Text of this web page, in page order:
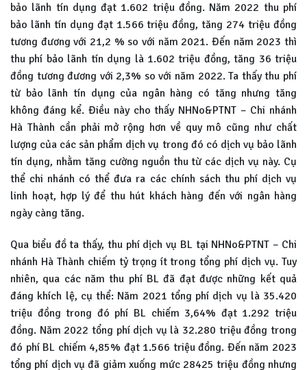
bảo lãnh tín dụng đạt 1.602 triệu đồng. Năm 2022 thu phí
bảo lãnh tín dụng đạt 1.566 triệu đồng, tăng 274 triệu đồng
tương đương với 21,2 % so với năm 2021. Đến năm 2023 thì
thu phí bảo lãnh tín dụng là 1.602 triệu đồng, tăng 36 triệu
đồng tương đương với 2,3% so với năm 2022. Ta thấy thu phí
từ bảo lãnh tín dụng của ngân hàng có tăng nhưng tăng
không đáng kể. Điều này cho thấy NHNo&PTNT – Chi nhánh
Hà Thành cần phải mở rộng hơn về quy mô cũng như chất
lượng của các sản phẩm dịch vụ trong đó có dịch vụ bảo lãnh
tín dụng, nhằm tăng cường nguồn thu từ các dịch vụ này. Cụ
thể chi nhánh có thể đưa ra các chính sách thu phí dịch vụ
linh hoạt, hợp lý để thu hút khách hàng đến với ngân hàng
ngày càng tăng.
Qua biểu đồ ta thấy, thu phí dịch vụ BL tại NHNo&PTNT – Chi
nhánh Hà Thành chiếm tỷ trọng ít trong tổng phí dịch vụ. Tuy
nhiên, qua các năm thu phí BL đã đạt được những kết quả
đáng khích lệ, cụ thể: Năm 2021 tổng phí dịch vụ là 35.420
triệu đồng trong đó phí BL chiếm 3,64% đạt 1.292 triệu
đồng. Năm 2022 tổng phí dịch vụ là 32.280 triệu đồng trong
đó phí BL chiếm 4,85% đạt 1.566 triệu đồng. Đến năm 2023
tổng phí dịch vụ đã giảm xuống mức 28425 triệu đồng nhưng